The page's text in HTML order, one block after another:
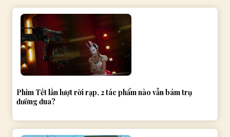
Phim Tết lần lượt rời rạp, 2 tác phẩm nào vẫn bám trụ
đường đua?